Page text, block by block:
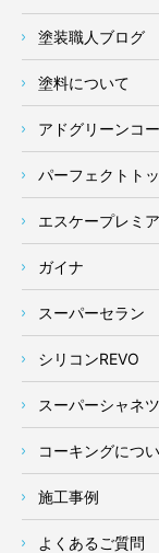
塗装職人ブログ
塗料について
アドグリーンコ
パーフェクトト
エスケープレミ
ガイナ
スーパーセラン
シリコンREVO
スーパーシャネ
コーキングにつ
施工事例
よくあるご質問